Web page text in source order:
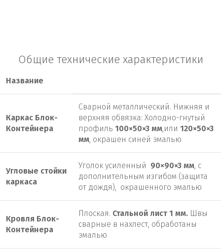
Общие технические характеристики
Название
Каркас Блок-
Контейнера
Сварной металлический. Нижняя и
верхняя обвязка: Холодно-гнутый
профиль 100×50×3 мм,или 120×50×3
мм, окрашен синей эмалью
Угловые стойки
каркаса
Уголок усиленный 90×90×3 мм, с
дополнительным изгибом (защита
от дождя), окрашенного эмалью
Кровля Блок-
Контейнера
Плоская. Стальной лист 1 мм. Швы
сварные в нахлест, обработаны
эмалью